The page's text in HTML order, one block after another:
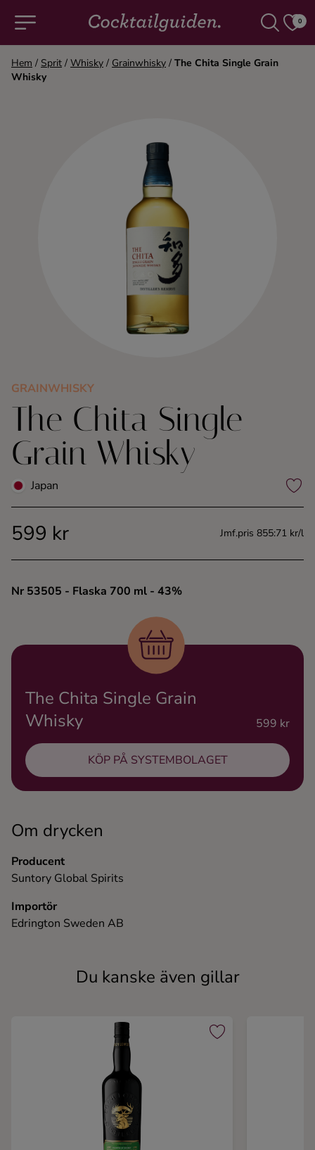
0
COCKTAILS & DRINKAR
Rom
Shots
Tequila
Ingredienser
Hem / Sprit / Whisky / Grainwhisky / The Chita Single Grain
Whisky
GRAINWHISKY
The Chita Single
Grain Whisky
Japan
599 kr Jmf.pris 855:71 kr/l
Nr 53505 - Flaska 700 ml - 43%
Om drycken
Producent
Suntory Global Spirits
Importör
Edrington Sweden AB
The Chita Single Grain
Whisky
599 kr
KÖP PÅ SYSTEMBOLAGET
Du kanske även gillar